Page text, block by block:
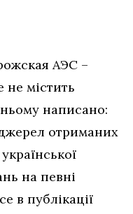
АЭС –
не містить
написано:
отриманих
на певні
в публікації